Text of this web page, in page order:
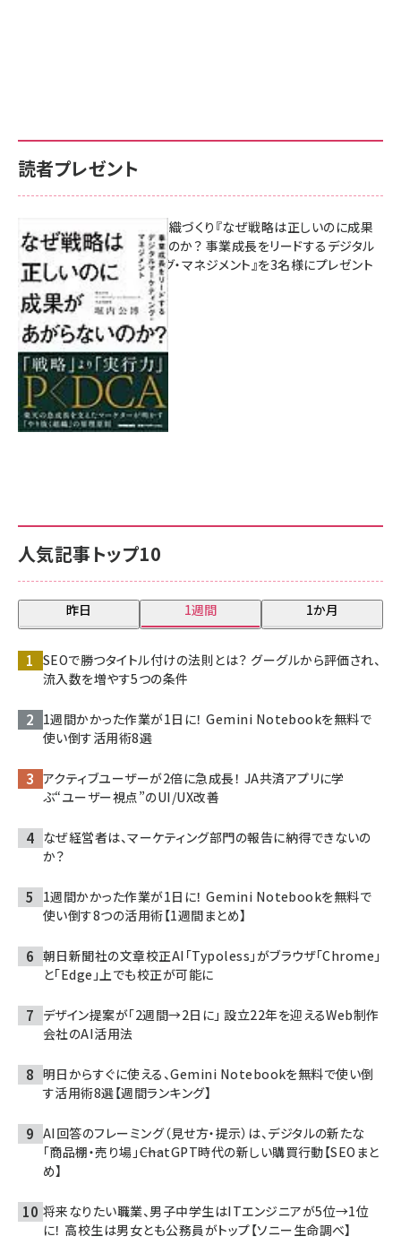
人気記事トップ10
昨日 1週間 1か月
SEOで勝つタイトル付けの法則とは？ グーグルから評価され、
流入数を増やす5つの条件
1週間かかった作業が1日に！ Gemini Notebookを無料で
使い倒す活用術8選
アクティブユーザーが2倍に急成長！ JA共済アプリに学
ぶ“ユーザー視点”のUI/UX改善
なぜ経営者は、マーケティング部門の報告に納得できないの
か？
1週間かかった作業が1日に！ Gemini Notebookを無料で
使い倒す8つの活用術【1週間まとめ】
朝日新聞社の文章校正AI「Typoless」がブラウザ「Chrome」
と「Edge」上でも校正が可能に
デザイン提案が「2週間→2日に」 設立22年を迎えるWeb制作
会社のAI活用法
明日からすぐに使える、Gemini Notebookを無料で使い倒
す活用術8選【週間ランキング】
AI回答のフレーミング（見せ方・提示）は、デジタルの新たな
「商品棚・売り場」――ChatGPT時代の新しい購買行動【SEOまと
め】
将来なりたい職業、男子中学生はITエンジニアが5位→1位
に！ 高校生は男女とも公務員がトップ【ソニー生命調べ】
読者プレゼント
成果を生む組織づくり『なぜ戦略は正しいのに成果
があがらないのか？ 事業成長をリードするデジタル
マーケティング・マネジメント』を3名様にプレゼント
8月7日 10:00